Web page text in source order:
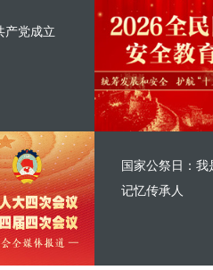
产党成立
国家公祭日：我
记忆传承人